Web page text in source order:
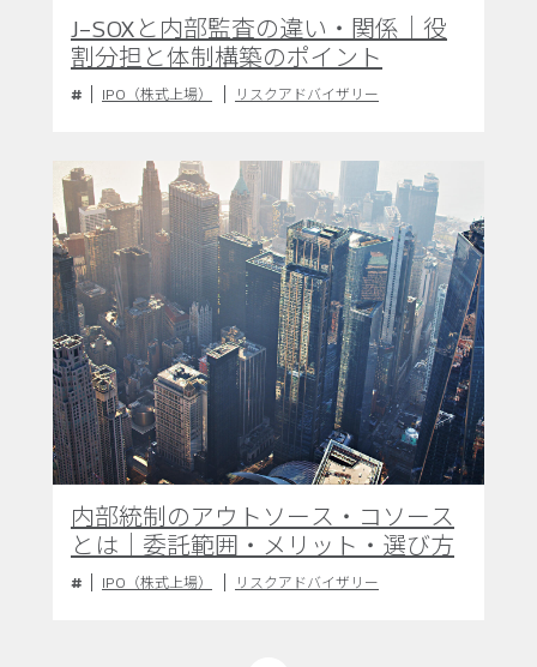
J-SOXと内部監査の違い・関係｜役
割分担と体制構築のポイント
IPO（株式上場） リスクアドバイザリー
内部統制のアウトソース・コソース
とは｜委託範囲・メリット・選び方
IPO（株式上場） リスクアドバイザリー